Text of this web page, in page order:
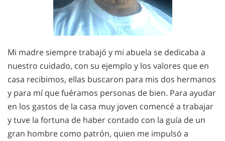
Mi madre siempre trabajó y mi abuela se dedicaba a
nuestro cuidado, con su ejemplo y los valores que en
casa recibimos, ellas buscaron para mis dos hermanos
y para mí que fuéramos personas de bien. Para ayudar
en los gastos de la casa muy joven comencé a trabajar
y tuve la fortuna de haber contado con la guía de un
gran hombre como patrón, quien me impulsó a